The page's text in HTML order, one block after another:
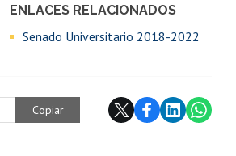
ENLACES RELACIONADOS
Senado Universitario 2018-2022
Copiar